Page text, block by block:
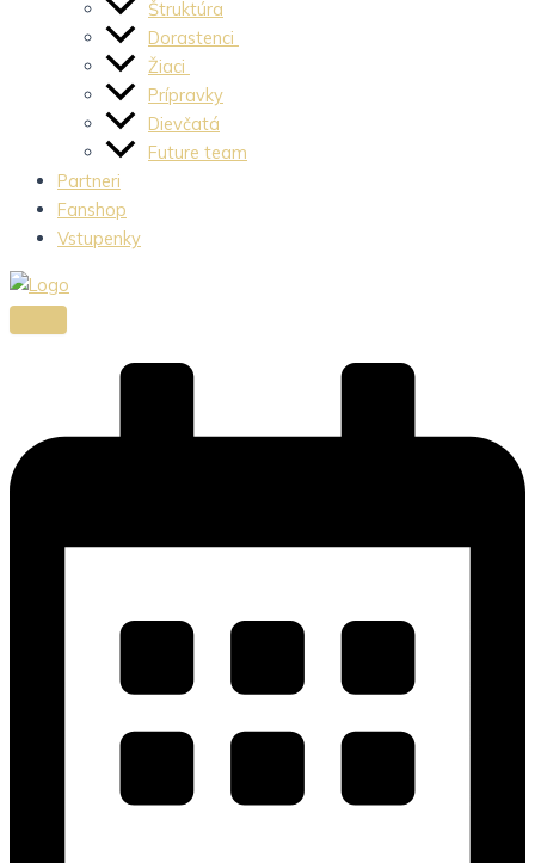
Štruktúra
Dorastenci
Žiaci
Prípravky
Dievčatá
Future team
Partneri
Fanshop
Vstupenky